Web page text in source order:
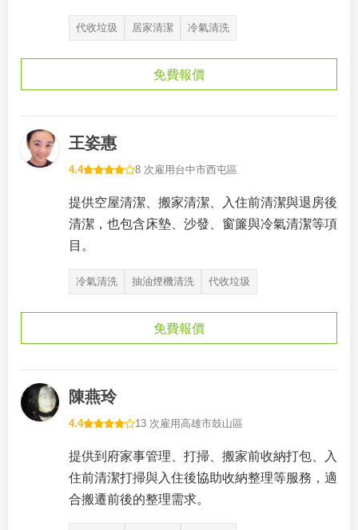
代收垃圾 居家清潔 冷氣清洗
免費報價
王姿惠
4.4 8 次雇用 台中市西屯區
提供空屋清潔、搬家清潔、入住前清潔與退房後
清潔，也包含床墊、沙發、窗簾與冷氣清潔等項
目。
冷氣清洗 抽油煙機清洗 代收垃圾
免費報價
陳燕玲
4.4 13 次雇用高雄市鼓山區
提供到府家事管理、打掃、搬家前收納打包、入
住前清潔打掃與入住後協助收納整理等服務，適
合搬遷前後的整理需求。